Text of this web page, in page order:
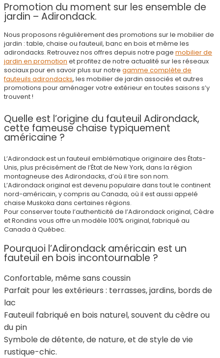
Promotion du moment sur les ensemble de
jardin – Adirondack.
Nous proposons régulièrement des promotions sur le mobilier de
jardin : table, chaise ou fauteuil, banc en bois et même les
adirondacks. Retrouvez nos offres depuis notre page mobilier de
jardin en promotion et profitez de notre actualité sur les réseaux
sociaux pour en savoir plus sur notre gamme complète de
fauteuils adirondacks, les mobilier de jardin associés et autres
promotions pour aménager votre extérieur en toutes saisons s’y
trouvent !
Quelle est l’origine du fauteuil Adirondack,
cette fameuse chaise typiquement
américaine ?
L’Adirondack est un fauteuil emblématique originaire des États-
Unis, plus précisément de l’État de New York, dans la région
montagneuse des Adirondacks, d’où il tire son nom.
L’Adirondack original est devenu populaire dans tout le continent
nord-américain, y compris au Canada, où il est aussi appelé
chaise Muskoka dans certaines régions.
Pour conserver toute l’authenticité de l’Adirondack original, Cèdre
et Rondins vous offre un modèle 100% original, fabriqué au
Canada à Québec.
Pourquoi l’Adirondack américain est un
fauteuil en bois incontournable ?
Confortable, même sans coussin
Parfait pour les extérieurs : terrasses, jardins, bords de
lac
Fauteuil fabriqué en bois naturel, souvent du cèdre ou
du pin
Symbole de détente, de nature, et de style de vie
rustique-chic.